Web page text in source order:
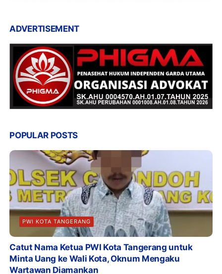
ADVERTISEMENT
POPULAR POSTS
PWI KOTA TANGERANG
Catut Nama Ketua PWI Kota Tangerang untuk
Minta Uang ke Wali Kota, Oknum Mengaku
Wartawan Diamankan